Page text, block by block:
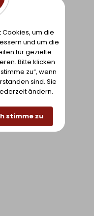
um die
und um die
für gezielte
Bitte klicken
zu“, wenn
sind. Sie
ändern.
stimme zu